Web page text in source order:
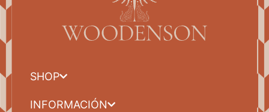
SHOP
INFORMACIÓN